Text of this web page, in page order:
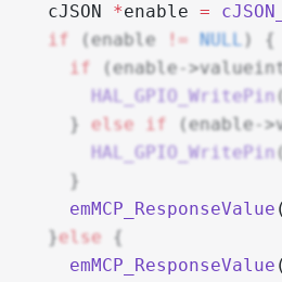
  cJSON
*enable =
  if
(enable != NULL ) {
    if
(enable-
      HAL_GPIO_WritePin
    }
else if (enable-
      HAL_GPIO_WritePin
    }
    emMCP_ResponseValue
  }
else {
    emMCP_ResponseValue